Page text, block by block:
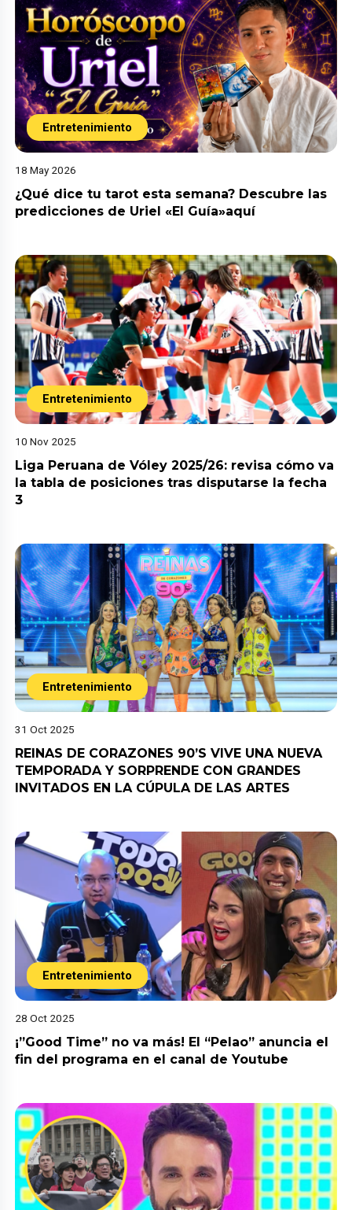
Entretenimiento
18 May 2026
¿Qué dice tu tarot esta semana? Descubre las
predicciones de Uriel «El Guía»aquí
Entretenimiento
10 Nov 2025
Liga Peruana de Vóley 2025/26: revisa cómo va
la tabla de posiciones tras disputarse la fecha
3
Entretenimiento
31 Oct 2025
REINAS DE CORAZONES 90’S VIVE UNA NUEVA
TEMPORADA Y SORPRENDE CON GRANDES
INVITADOS EN LA CÚPULA DE LAS ARTES
Entretenimiento
28 Oct 2025
¡”Good Time” no va más! El “Pelao” anuncia el
fin del programa en el canal de Youtube